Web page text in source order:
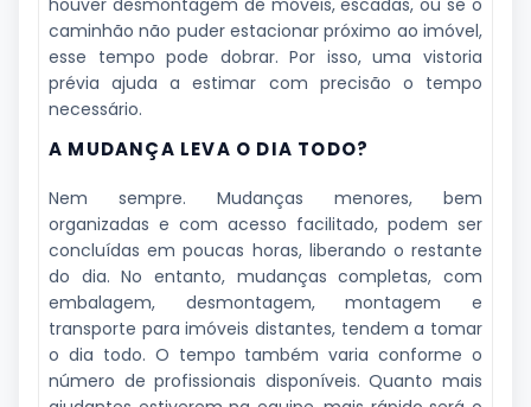
houver desmontagem de móveis, escadas, ou se o
caminhão não puder estacionar próximo ao imóvel,
esse tempo pode dobrar. Por isso, uma vistoria
prévia ajuda a estimar com precisão o tempo
necessário.
A MUDANÇA LEVA O DIA TODO?
Nem sempre. Mudanças menores, bem
organizadas e com acesso facilitado, podem ser
concluídas em poucas horas, liberando o restante
do dia. No entanto, mudanças completas, com
embalagem, desmontagem, montagem e
transporte para imóveis distantes, tendem a tomar
o dia todo. O tempo também varia conforme o
número de profissionais disponíveis. Quanto mais